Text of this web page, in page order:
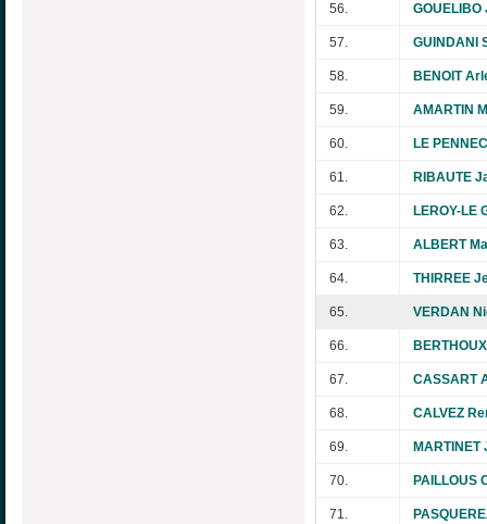
56. GOUELIBO
57. GUINDANI
58. BENOIT
59. AMARTIN
60. LE
61. RIBAUTE
62. LEROY-LE
63. ALBERT
64. THIRREE
65. VERDAN
66.
67. CASSART
68. CALVEZ
69.
70. PAILLOUS
71.